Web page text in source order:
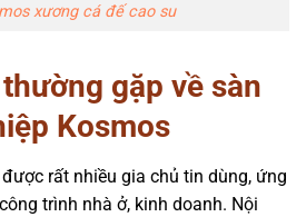
xương cá đế cao su
gặp về sàn
Kosmos
rất nhiều gia chủ tin dùng, ứng
trình nhà ở, kinh doanh. Nội